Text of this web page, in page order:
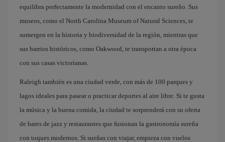
equilibra perfectamente la modernidad con el encanto sureño. Sus
museos, como el North Carolina Museum of Natural Sciences, te
sumergen en la historia y biodiversidad de la región, mientras que
sus barrios históricos, como Oakwood, te transportan a otra época
con sus casas victorianas.
Raleigh también es una ciudad verde, con más de 100 parques y
lagos ideales para pasear o practicar deportes al aire libre. Si te gusta
la música y la buena comida, la ciudad te sorprenderá con su oferta
de bares de jazz y restaurantes que fusionan la gastronomía sureña
con toques modernos. Si sueñas con viajar, empieza con vuelos